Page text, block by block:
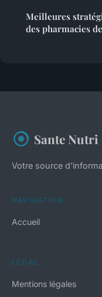
Meilleures
des pharmacies
Sante Nutri
Votre source
NAVIGATION
Accueil
LÉGAL
Mentions légales